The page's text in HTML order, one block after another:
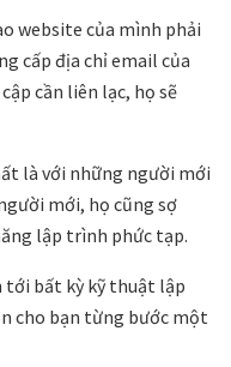
website của mình phải
cấp địa chỉ email của
cần liên lạc, họ sẽ
là với những người mới
mới, họ cũng sợ
lập trình phức tạp.
tới bất kỳ kỹ thuật lập
cho bạn từng bước một